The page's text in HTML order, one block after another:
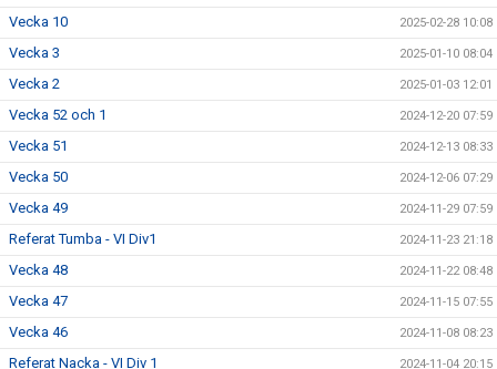
Vecka 10 2025-02-28 10:08
Vecka 3 2025-01-10 08:04
Vecka 2 2025-01-03 12:01
Vecka 52 och 1 2024-12-20 07:59
Vecka 51 2024-12-13 08:33
Vecka 50 2024-12-06 07:29
Vecka 49 2024-11-29 07:59
Referat Tumba - VI Div1 2024-11-23 21:18
Vecka 48 2024-11-22 08:48
Vecka 47 2024-11-15 07:55
Vecka 46 2024-11-08 08:23
Referat Nacka - VI Div 1 2024-11-04 20:15